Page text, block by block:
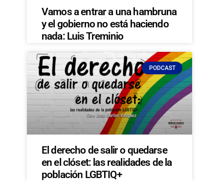
Vamos a entrar a una hambruna
y el gobierno no está haciendo
nada: Luis Treminio
PODCAST
El derecho de salir o quedarse
en el clóset: las realidades de la
población LGBTIQ+